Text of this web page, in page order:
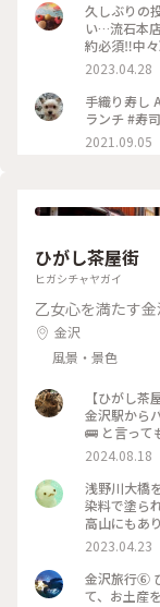
久しぶりの
い…流石本
約必須‼︎中
GW人すご
司
2023.04.28
手織り寿し
ランチ #寿
2021.09.05
ひがし茶屋街
ヒガシチャヤガイ
乙女心を満たす
金沢
風景・景色
【ひがし
金沢駅から
🚌 と言って
ー😱 お目当
いのー⁈😭
りに 夕方に
めで堪能で
茶屋街はま
堪能しつつ
古い街並み #ひが
北陸応援旅 #ドライブ旅 #金
な街 #こ
2024.08.18
浅野川大橋を渡っ
染料で塗ら
高山にもあ
そう。 茶屋街以外でも、市内のあちこちでこの木虫籠(きむす
こ)と呼ばれ
風情があり素敵です。 東料亭組
味線のお稽
2023.04.23
金沢旅行⑥
て、お土産